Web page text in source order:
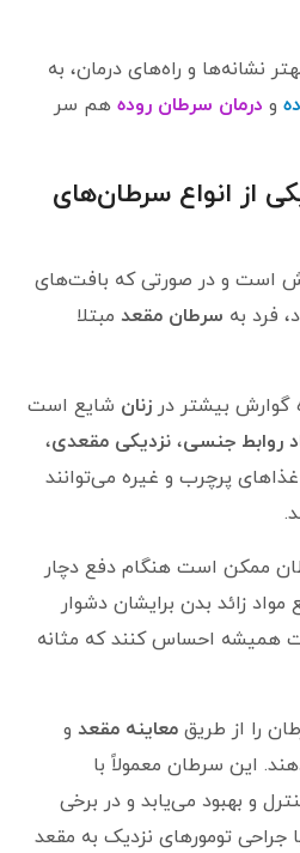
نشانه‌ها و راه‌های درمان، به
و درمان سرطان روده هم سر
از انواع سرطان‌های
است و در صورتی که بافت‌های
فرد به سرطان مقعد مبتلا
گوارش بیشتر در زنان شایع است
روابط جنسی،نزدیکی مقعدی،
پرچرب و غیره می‌توانند
ممکن است هنگام دفع دچار
زائد بدن برایشان دشوار
همیشه احساس کنند که مثانه
را از طریقمعاینه مقعد و
این سرطان معمولاً با
و بهبود می‌یابد و در برخی
تومورهای نزدیک به مقعد